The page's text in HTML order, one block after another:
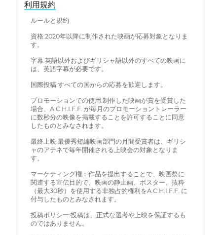
利用規約
ルールと規約
資格:2020年以降に制作された映画が応募対象となりま
す。
字幕:英語以外およびギリシャ語以外のすべての映画に
は、英語字幕が必要です。
国際投稿:すべての国からの応募を歓迎します。
プロモーションでの使用:制作した映画が賞を受賞した
場合、A.C.H.I.F.F. が毎月のプロモーショントレーラー
に数秒分の映像を掲載することを許可することに同意
したものとみなされます。
最終上映:最優秀短編映画部門の月間受賞者は、ギリシ
ャのアテネで毎年開催される上映会の対象となりま
す。
マーケティング権：作品を提出することで、映画祭に
関連する宣伝目的で、映画の静止画、ポスター、抜粋
（最大30秒）を使用する非独占的権利をA.C.H.I.F.F. に
付与したものとみなされます。
投稿ポリシー:投稿は、正式な選考や上映を保証するも
のではありません。